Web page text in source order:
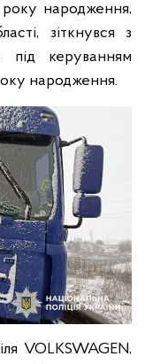
народження,
зіткнувся з
під керуванням
народження.
VOLKSWAGEN,